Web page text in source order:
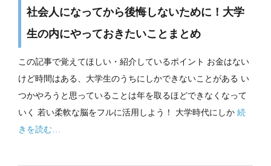
社会人になってから後悔しないために！大学
生の内にやっておきたいことまとめ
この記事で覚えてほしい・紹介しているポイント お金はない
けど時間はある、大学生のうちにしかできないことがある い
つかやろうと思っていることは年を取るほどできなくなって
いく 若い柔軟な脳をフルに活用しよう！ 大学時代にしか 続
きを読む…